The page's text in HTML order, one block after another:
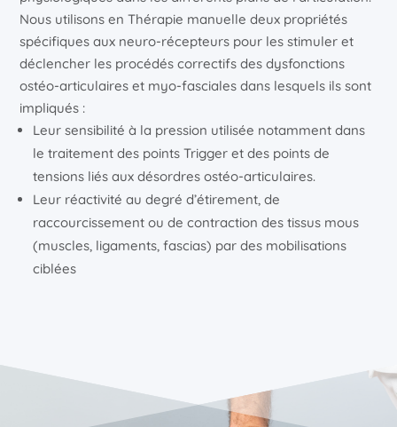
Nous utilisons en Thérapie manuelle deux propriétés
spécifiques aux neuro-récepteurs pour les stimuler et
déclencher les procédés correctifs des dysfonctions
ostéo-articulaires et myo-fasciales dans lesquels ils sont
impliqués :
Leur sensibilité à la pression utilisée notamment dans
le traitement des points Trigger et des points de
tensions liés aux désordres ostéo-articulaires.
Leur réactivité au degré d’étirement, de
raccourcissement ou de contraction des tissus mous
(muscles, ligaments, fascias) par des mobilisations
ciblées